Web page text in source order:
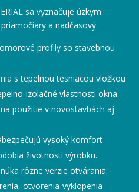
sa vyznačuje úzkym
a nadčasový.
profily so stavebnou
s tepelnou tesniacou vložkou
izolačné vlastnosti okna.
použitie v novostavbách aj
vysoký komfort
životnosti výrobku.
rôzne verzie otvárania:
otvorenia-vyklopenia